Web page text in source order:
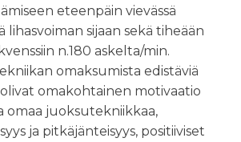
eteenpäin vievässä
lihasvoiman sijaan sekä tiheään
n.180 askelta/min.
omaksumista edistäviä
omakohtainen motivaatio
omaa juoksutekniikkaa,
ja pitkäjänteisyys, positiiviset